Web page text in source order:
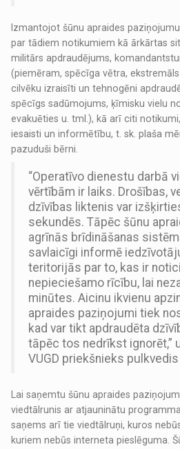
Izmantojot šūnu apraides
par tādiem notikumiem kā ārkārtas
militārs apdraudējums,
(piemēram, spēcīga vētra,
cilvēku izraisīti un tehnogēni
spēcīgs sadūmojums, ķīmisku vielu
evakuēties u. tml.), kā arī citi
iesaisti un informētību, t. sk. plaša
pazuduši bērni.
“Operatīvo dienestu darbā
vērtībām ir laiks. Drošības,
dzīvības liktenis var
sekundēs. Tāpēc šūnu
agrīnās brīdināšanas
savlaicīgi informē
teritorijās par to, kas ir
nepieciešamo rīcību, lai
minūtes. Aicinu ikvienu
apraides paziņojumi tiek
kad var tikt apdraudēta
tāpēc tos nedrīkst ignorēt,”
VUGD priekšnieks
Lai saņemtu šūnu apraides
viedtālrunis ar atjauninātu
saņems arī tie viedtālruņi, kuros
kuriem nebūs interneta pieslēguma.